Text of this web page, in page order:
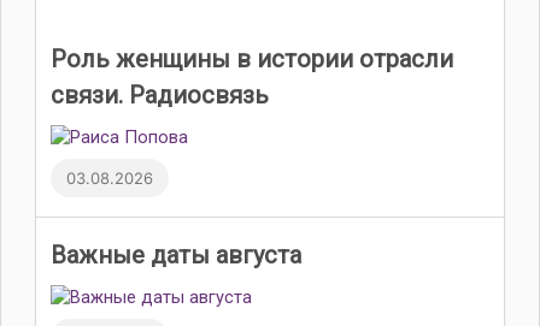
Роль женщины в истории отрасли
связи. Радиосвязь
03.08.2026
Важные даты августа